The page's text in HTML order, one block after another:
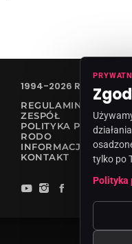
1994-2026 RADIO
REGULAMIN
ZESPÓŁ
POLITYKA
RODO
INFORMACJA O
KONTAKT
tylko po
Polityka